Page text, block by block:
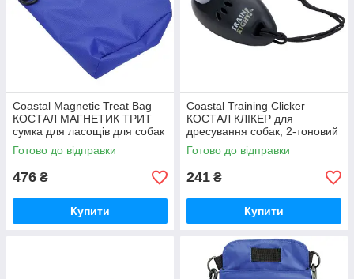
Coastal Magnetic Treat Bag
КОСТАЛ МАГНЕТИК ТРИТ
сумка для ласощів для собак
Готово до відправки
476 ₴
Купити
Coastal Training Clicker
КОСТАЛ КЛІКЕР для
дресування собак, 2-тоновий
Готово до відправки
241 ₴
Купити